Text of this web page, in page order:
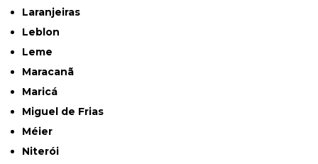
Laranjeiras
Leblon
Leme
Maracanã
Maricá
Miguel de Frias
Méier
Niterói